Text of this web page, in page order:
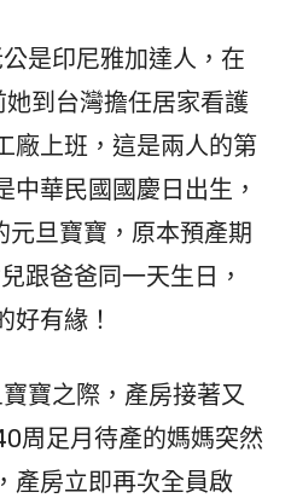
是印尼雅加達人，在
到台灣擔任居家看護
廠上班，這是兩人的第
中華民國國慶日出生，
元旦寶寶，原本預產期
跟爸爸同一天生日，
好有緣！
寶之際，產房接著又
周足月待產的媽媽突然
產房立即再次全員啟